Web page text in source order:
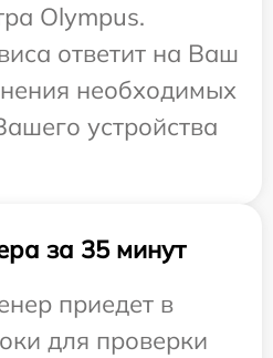
Olympus.
ответит на Ваш
необходимых
устройства
за 35 минут
приедет в
для проверки